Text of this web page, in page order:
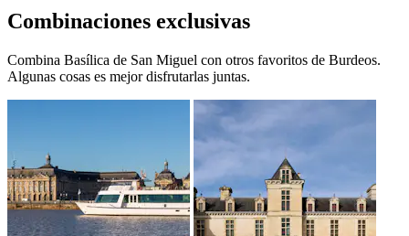
Combinaciones exclusivas
Combina Basílica de San Miguel con otros favoritos de Burdeos.
Algunas cosas es mejor disfrutarlas juntas.